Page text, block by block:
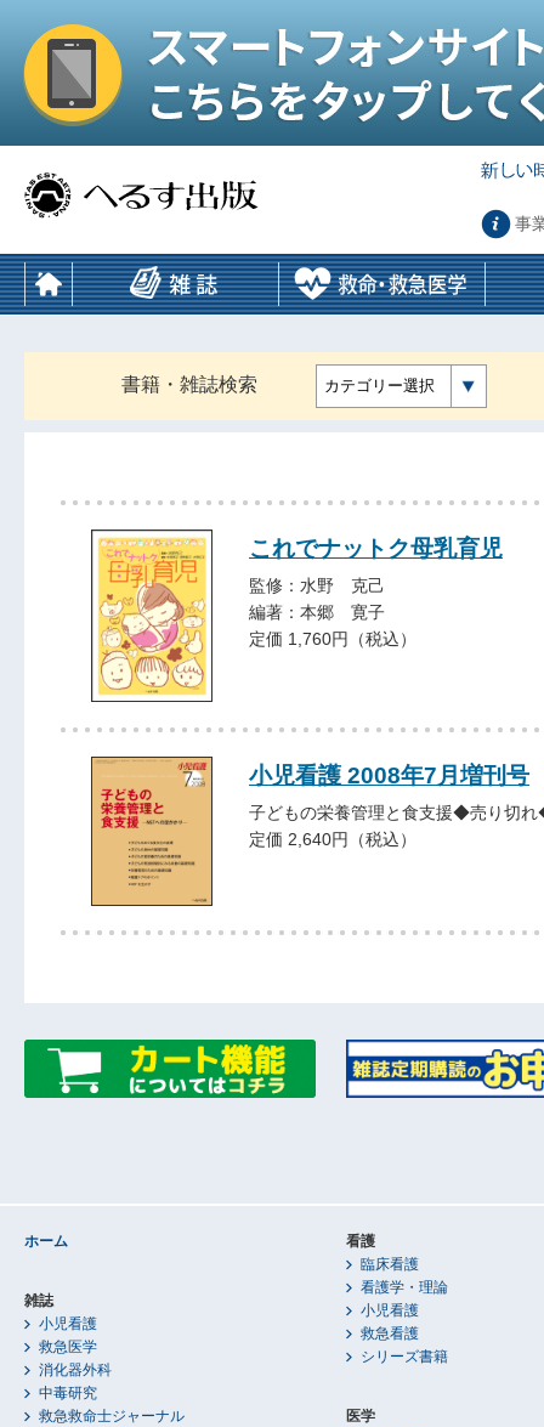
事
書籍・雑誌検索 カテゴリー選択
これでナットク母乳育児
監修：水野 克己
編著：本郷 寛子
定価 1,760円（税込）
小児看護 2008年7月増刊号
子どもの栄養管理と食支援◆売り切
定価 2,640円（税込）
ホーム
雑誌
小児看護
救急医学
消化器外科
中毒研究
救急救命士ジャーナル
看護
臨床看護
看護学・理論
小児看護
救急看護
シリーズ書籍
医学